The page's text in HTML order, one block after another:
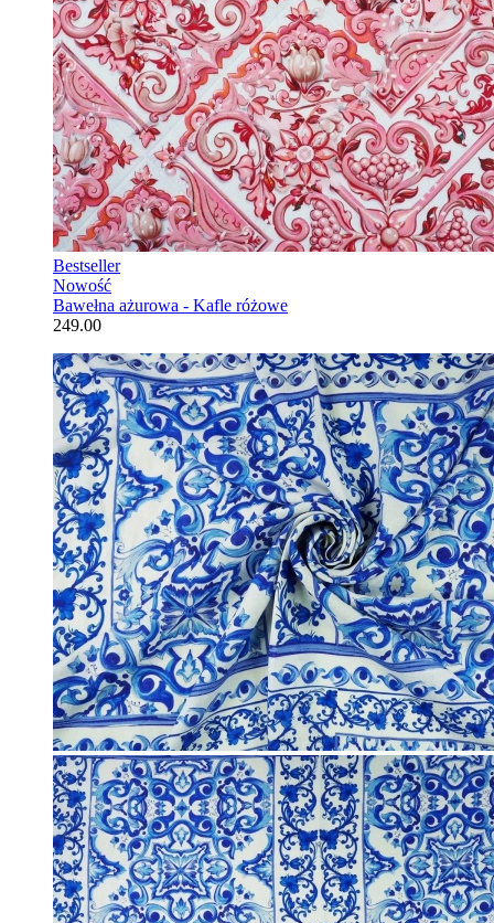
Bestseller
Nowość
Bawełna ażurowa - Kafle różowe
249.00